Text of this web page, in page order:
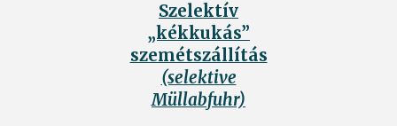
Szelektív
„kékkukás”
szemétszállítás
(selektive
Müllabfuhr)